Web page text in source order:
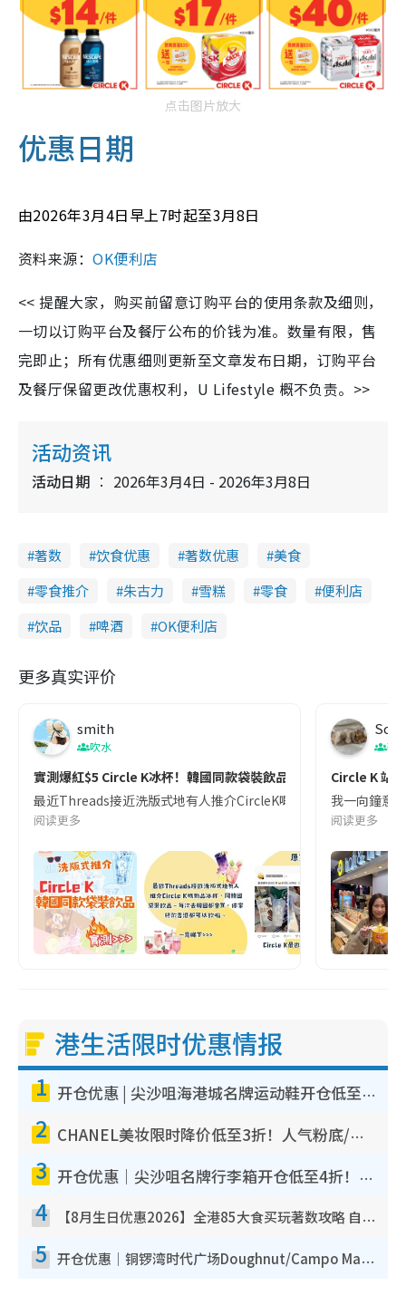
点击图片放大
优惠日期
由2026年3月4日早上7时起至3月8日
资料来源：OK便利店
<< 提醒大家，购买前留意订购平台的使用条款及细则，
一切以订购平台及餐厅公布的价钱为准。数量有限，售
完即止；所有优惠细则更新至文章发布日期，订购平台
及餐厅保留更改优惠权利，U Lifestyle 概不负责。>>
活动资讯
活动日期 2026年3月4日 - 2026年3月8日
著数 饮食优惠 著数优惠
美食
零食推介
朱古力 雪糕 零食
便利店
饮品
啤酒 OK便利店
更多真实评价
smith
吹水
實測爆紅$5 Circle K冰杯！韓國同款袋裝飲品😍附兩款韓星推介
最近Threads接近洗版式地有人推介CircleK嘅新品冰杯，同韓國
阅读更多
Soul
著
Circle K 站
我一向鐘意
阅读更多
港生活限时优惠情报
1 开仓优惠 | 尖沙咀海港城名牌运动鞋开仓低至1折！On鞋$899起/Joy&Peace鞋履$98起
2 CHANEL美妆限时降价低至3折！人气粉底/唇膏/精华液低至$275！COCO香水都有平
3 开仓优惠｜尖沙咀名牌行李箱开仓低至4折！一连5日 American Tourister/ace./Hallmark $200起
4 【8月生日优惠2026】全港85大食买玩著数攻略 自助餐/火锅放题同行免费＋诚品/DONKI送现金券
5 开仓优惠｜铜锣湾时代广场Doughnut/Campo Marzio开仓低至1折！背囊、书包、手袋劈价$200起